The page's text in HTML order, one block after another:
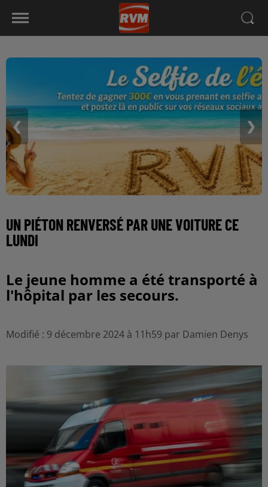
❮ ❯
UN PIÉTON RENVERSÉ PAR UNE VOITURE CE
LUNDI
Le jeune homme a été transporté à
l'hôpital par les secours.
Modifié : 9 décembre 2024 à 11h59 par Damien Denys